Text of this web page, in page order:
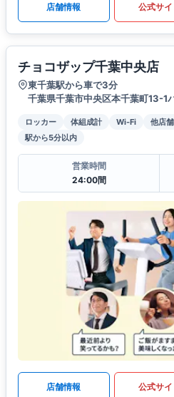
店舗情報 公式サイ
チョコザップ千葉中央店
東千葉駅から車で3分
千葉県千葉市中央区本千葉町13-1
ロッカー 体組成計 Wi-Fi 他店
駅から5分以内
営業時間
24:00間
店舗情報 公式サイ